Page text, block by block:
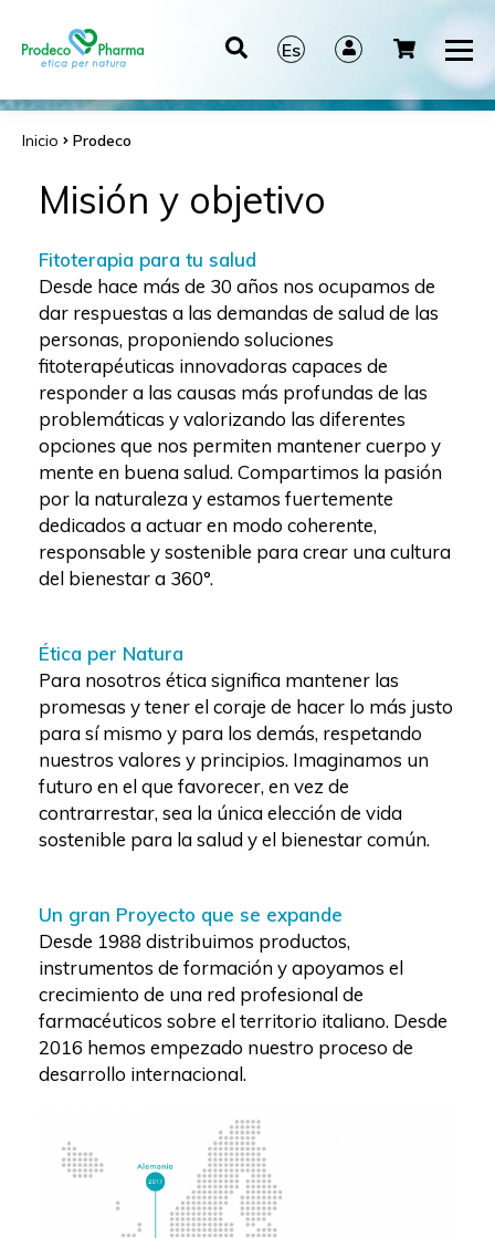
Es
Inicio Prodeco
Misión y objetivo
Fitoterapia para tu salud
Desde hace más de 30 años nos ocupamos de
dar respuestas a las demandas de salud de las
personas, proponiendo soluciones
fitoterapéuticas innovadoras capaces de
responder a las causas más profundas de las
problemáticas y valorizando las diferentes
opciones que nos permiten mantener cuerpo y
mente en buena salud. Compartimos la pasión
por la naturaleza y estamos fuertemente
dedicados a actuar en modo coherente,
responsable y sostenible para crear una cultura
del bienestar a 360°.
Ética per Natura
Para nosotros ética significa mantener las
promesas y tener el coraje de hacer lo más justo
para sí mismo y para los demás, respetando
nuestros valores y principios. Imaginamos un
futuro en el que favorecer, en vez de
contrarrestar, sea la única elección de vida
sostenible para la salud y el bienestar común.
Un gran Proyecto que se expande
Desde 1988 distribuimos productos,
instrumentos de formación y apoyamos el
crecimiento de una red profesional de
farmacéuticos sobre el territorio italiano. Desde
2016 hemos empezado nuestro proceso de
desarrollo internacional.